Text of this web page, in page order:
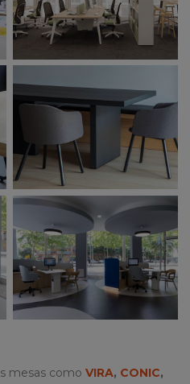
mesas como VIRA, CONIC,